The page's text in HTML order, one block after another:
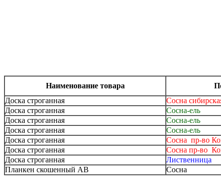
Наименование товара
Доска строганная
Сосна
Доска строганная
Сосна-ель
Доска строганная
Сосна-ель
Доска строганная
Сосна-ель
Доска строганная
Сосна пр-во
Доска строганная
Сосна пр-во
Доска строганная
Лиственница
Планкен скошенный АВ
Сосна